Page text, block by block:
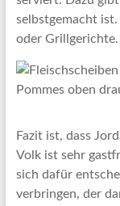
selbstgemacht
oder Grillgerichte.
Fazit ist, dass
Volk ist sehr
sich dafür
verbringen, der